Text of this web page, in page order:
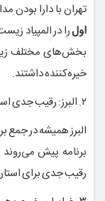
تهران با دارا بودن
اولرا در المپیاد
بخش‌های مختلف
خیره‌کننده داشتند.
۲. البرز: رقیب جدی استان‌های بزرگ در المپیاد زیست‌شناسی
البرز همیشه در جمع
برنامه پیش
رقیب جدی برای